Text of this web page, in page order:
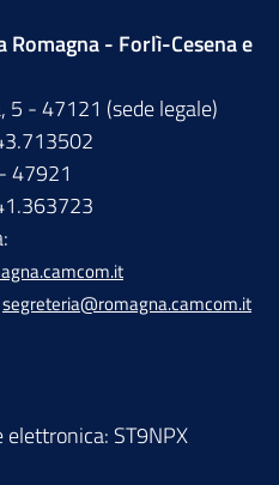
Romagna - Forlì-Cesena e
5 - 47121 (sede legale)
47921
segreteria@romagna.camcom.it
ST9NPX